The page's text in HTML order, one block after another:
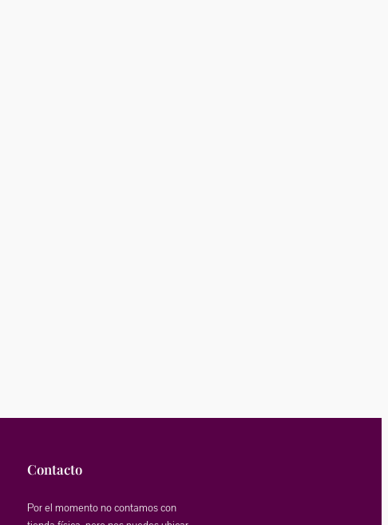
Contacto
Por el momento no contamos con